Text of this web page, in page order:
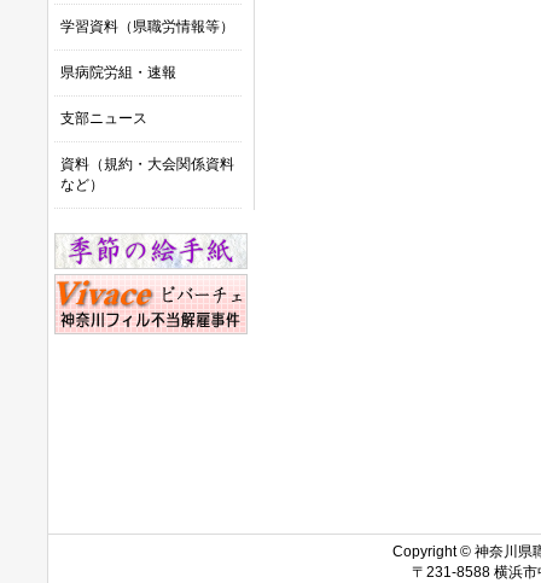
学習資料（県職労情報等）
県病院労組・速報
支部ニュース
資料（規約・大会関係資料
など）
Copyright © 神奈川県
〒231-8588 横浜市